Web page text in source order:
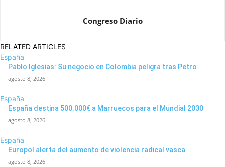
Congreso Diario
RELATED ARTICLES
España
Pablo Iglesias: Su negocio en Colombia peligra tras Petro
agosto 8, 2026
España
España destina 500.000€ a Marruecos para el Mundial 2030
agosto 8, 2026
España
Europol alerta del aumento de violencia radical vasca
agosto 8, 2026